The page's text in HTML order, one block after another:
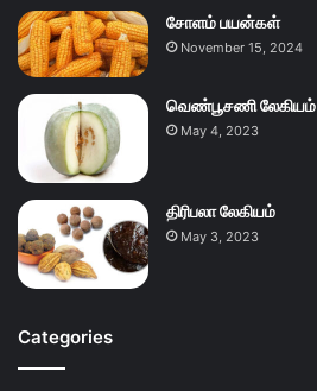
சோளம் பயன்கள்
November 15, 2024
வெண்பூசணி லேகியம்
May 4, 2023
திரிபலா லேகியம்
May 3, 2023
Categories